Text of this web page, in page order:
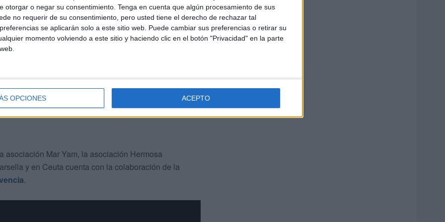
otorgar o negar su consentimiento. Tenga en cuenta que algún procesamiento de sus
no requerir de su consentimiento, pero usted tiene el derecho de rechazar tal
se aplicarán solo a este sitio web. Puede cambiar sus preferencias o retirar su
momento volviendo a este sitio y haciendo clic en el botón "Privacidad" en la parte
OPCIONES ACEPTO
a los navegantes la multiculturalidad de la
donde tendrán una dinámica de grupo para descubrir
y qué les enseña esto, una visita a los templos
Mar Yam, la asociación Hermosa
y en Ceuta cuenta con la colaboración de la
.